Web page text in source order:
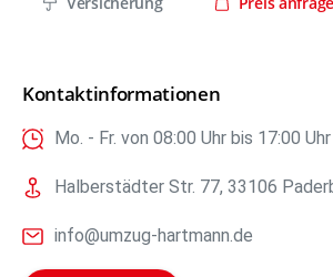
Kontaktinformationen
Mo. - Fr. von 08:00 Uhr bis 17:00 Uhr
Halberstädter Str. 77, 33106
info@umzug-hartmann.de